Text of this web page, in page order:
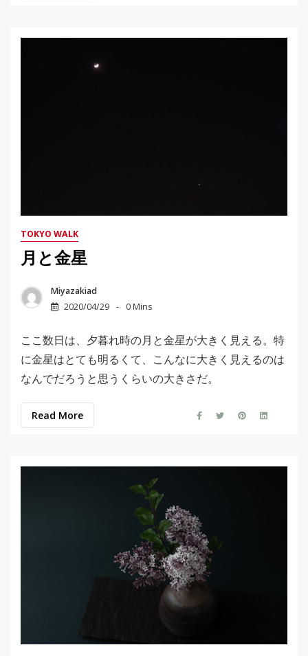
TOKYO WALK
月と金星
Miyazakiad
2020/04/29
0 Mins
ここ数日は、夕暮れ時の月と金星が大きく見える。特
に金星はとても明るくて、こんなに大きく見えるのは
なんでだろうと思うくらいの大きさだ。
Read More